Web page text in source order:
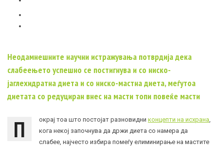
Неодамнешните научни истражувања потврдија дека
слабеењето успешно се постигнува и со ниско-
јаглехидратна диета и со ниско-мастна диета, меѓутоа
диетата со редуциран внес на масти топи повеќе масти
П окрај тоа што постојат разновидни концепти на исхрана
кога некој започнува да држи диета со намера да
слабее, најчесто избира помеѓу елиминирање на мастите